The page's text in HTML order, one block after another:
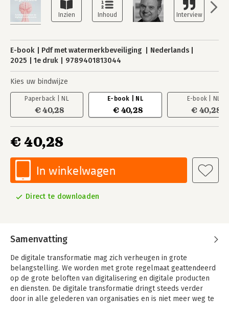
E-book Pdf met watermerkbeveiliging
Nederlands
2025
1e druk 9789401813044
Kies uw bindwijze
Paperback | NL
€ 40,28
E-book | NL
€ 40,28
E-book | NL
€ 40,28
€ 40,28
In winkelwagen
Direct te downloaden
Samenvatting
De digitale transformatie mag zich verheugen in grote
belangstelling. We worden met grote regelmaat geattendeerd
op de grote beloften van digitalisering en digitale producten
en diensten. De digitale transformatie dringt steeds verder
door in alle gelederen van organisaties en is niet meer weg te